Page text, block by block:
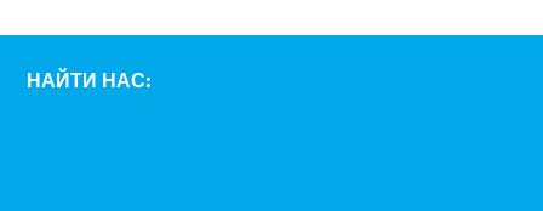
ЗАПИСЯМ
НАЙТИ НАС: